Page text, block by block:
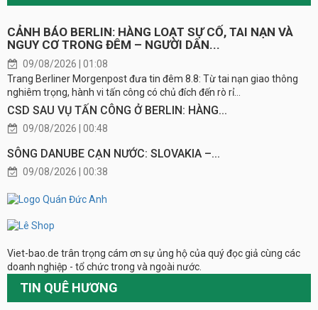
CẢNH BÁO BERLIN: HÀNG LOẠT SỰ CỐ, TAI NẠN VÀ
NGUY CƠ TRONG ĐÊM – NGƯỜI DÂN...
09/08/2026 | 01:08
Trang Berliner Morgenpost đưa tin đêm 8.8: Từ tai nạn giao thông
nghiêm trọng, hành vi tấn công có chủ đích đến rò rỉ...
CSD SAU VỤ TẤN CÔNG Ở BERLIN: HÀNG...
09/08/2026 | 00:48
SÔNG DANUBE CẠN NƯỚC: SLOVAKIA –...
09/08/2026 | 00:38
Viet-bao.de trân trọng cám ơn sự ủng hộ của quý đọc giả cùng các
doanh nghiệp - tổ chức trong và ngoài nước.
TIN QUÊ HƯƠNG